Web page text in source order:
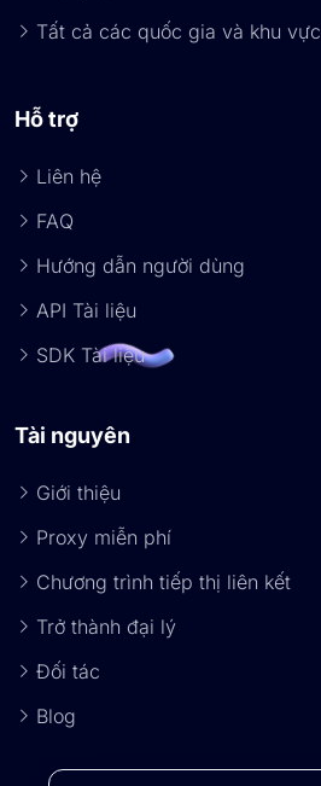
Tất cả các quốc gia và khu vực
Hỗ trợ
Liên hệ
FAQ
Hướng dẫn người dùng
API Tài liệu
SDK Tài liệu
Tài nguyên
Giới thiệu
Proxy miễn phí
Chương trình tiếp thị liên kết
Trở thành đại lý
Đối tác
Blog